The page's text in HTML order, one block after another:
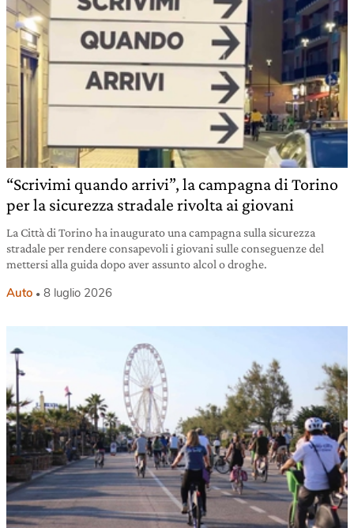
“Scrivimi quando arrivi”, la campagna di Torino
per la sicurezza stradale rivolta ai giovani
La Città di Torino ha inaugurato una campagna sulla sicurezza
stradale per rendere consapevoli i giovani sulle conseguenze del
mettersi alla guida dopo aver assunto alcol o droghe.
Auto 8 luglio 2026